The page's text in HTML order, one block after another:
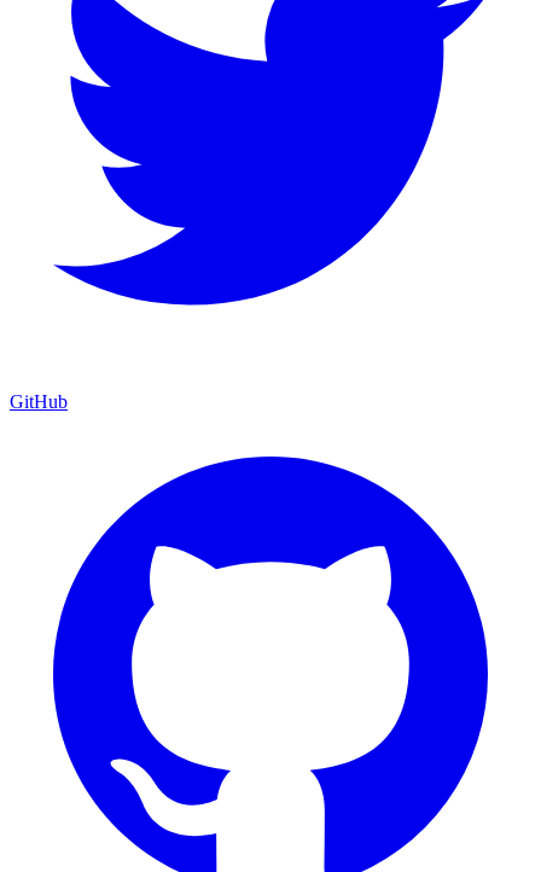
GitHub